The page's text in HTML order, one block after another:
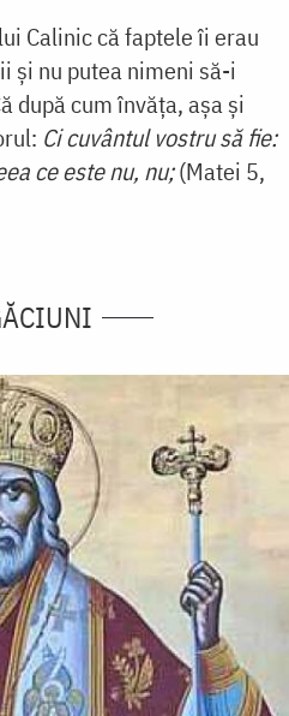
Calinic că faptele îi erau
și nu putea nimeni să-i
după cum învăța, așa și
Ci cuvântul vostru să fie:
ce este nu, nu;​(Matei 5,